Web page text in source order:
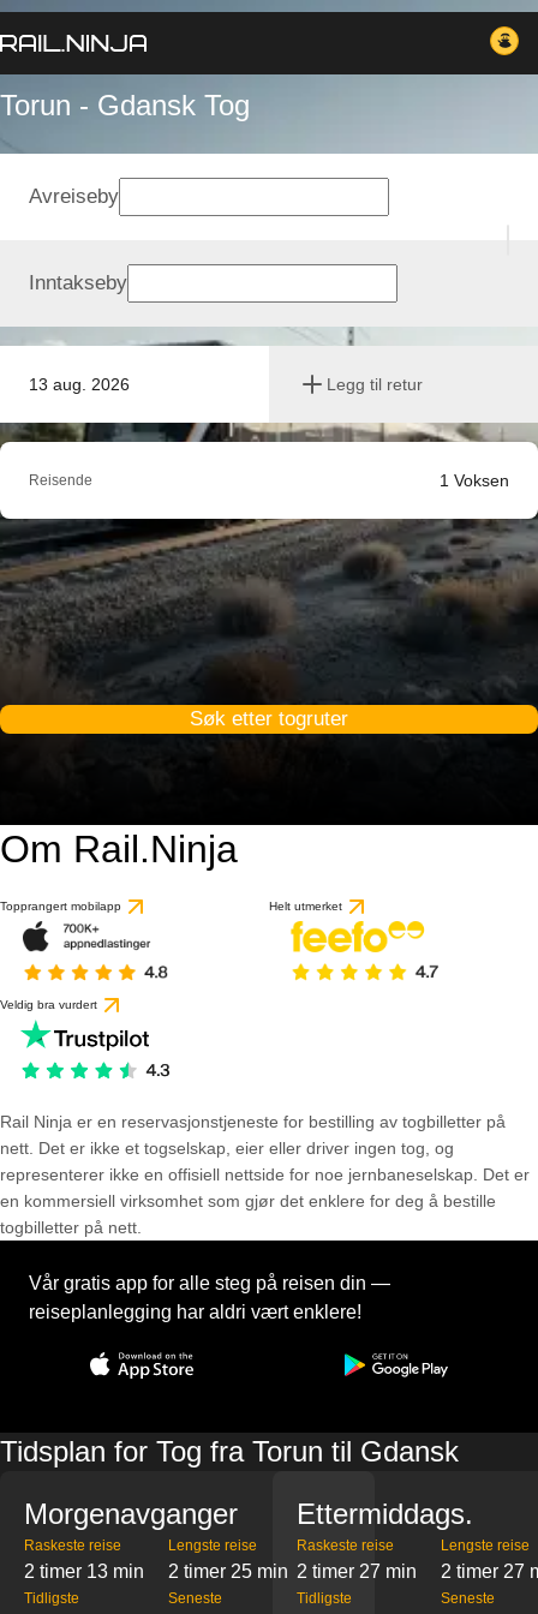
Torun - Gdansk Tog
13 aug. 2026 Legg til retur
Avreiseby
Inntakseby
Reisende 1 Voksen
Søk etter togruter
Om Rail.Ninja
Topprangert mobilapp Helt utmerket
Veldig bra vurdert
Rail Ninja er en reservasjons­tjeneste for bestilling av togbilletter på
nett. Det er ikke et togselskap, eier eller driver ingen tog, og
representerer ikke en offisiell nettside for noe jernbaneselskap. Det er
en kommersiell virksomhet som gjør det enklere for deg å bestille
togbilletter på nett.
Vår gratis app for alle steg på reisen din —
reiseplanlegging har aldri vært enklere!
Tidsplan for Tog fra Torun til Gdansk
Morgenavganger
Raskeste reise
2 timer 13 min
Lengste reise
2 timer 25 min
Tidligste Seneste
Ettermiddags.
Raskeste reise
2 timer 27 min
Lengste reise
2 timer 27
Tidligste Seneste